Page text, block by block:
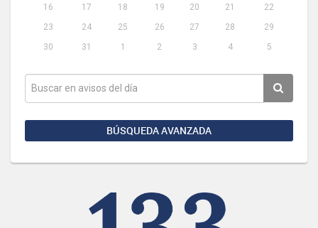
16
17 18 19 20 21
22
23
24 25 26 27 28
29
30
31 1 2 3 4 5
BÚSQUEDA AVANZADA